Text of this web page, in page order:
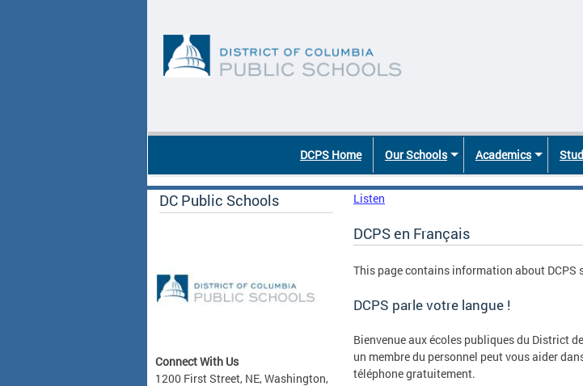
DCPS Home Our Schools Academics
DC Public Schools
Connect With Us
1200 First Street, NE, Washington,
Listen
DCPS en Français
This page contains information about DCPS
DCPS parle votre langue !
Bienvenue aux écoles publiques du District
un membre du personnel peut vous aider
téléphone gratuitement.